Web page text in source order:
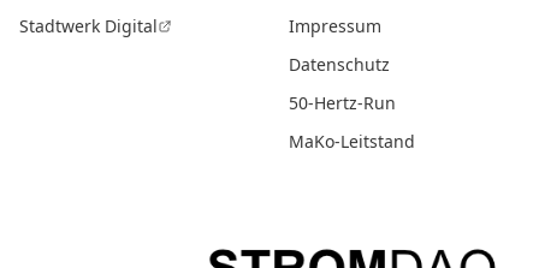
Stadtwerk Digital
Impressum
Datenschutz
50-Hertz-Run
MaKo-Leitstand